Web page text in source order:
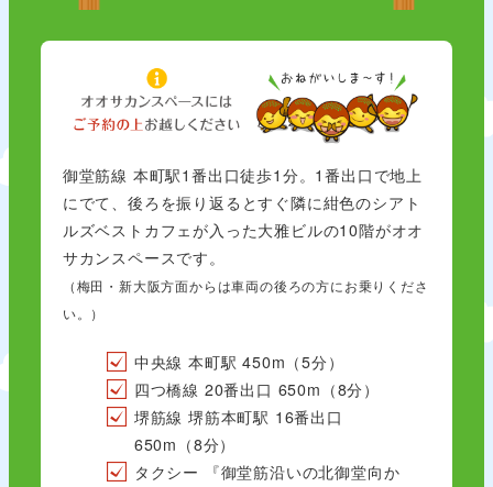
御堂筋線 本町駅1番出口徒歩1分。1番出口で地上
にでて、後ろを振り返るとすぐ隣に紺色のシアト
ルズベストカフェが入った大雅ビルの10階がオオ
サカンスペースです。
（梅田・新大阪方面からは車両の後ろの方にお乗りくださ
い。）
中央線 本町駅 450m（5分）
四つ橋線 20番出口 650m（8分）
堺筋線 堺筋本町駅 16番出口
650m（8分）
タクシー 『御堂筋沿いの北御堂向か